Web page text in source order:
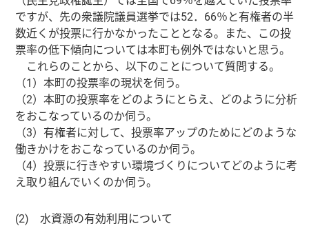
ですが、先の衆議院議員選挙では52．66％と有権者の半
数近くが投票に行かなかったこととなる。また、この投
票率の低下傾向については本町も例外ではないと思う。
これらのことから、以下のことについて質問する。
（1）本町の投票率の現状を伺う。
（2）本町の投票率をどのようにとらえ、どのように分析
をおこなっているのか伺う。
（3）有権者に対して、投票率アップのためにどのような
働きかけをおこなっているのか伺う。
（4）投票に行きやすい環境づくりについてどのように考
え取り組んでいくのか伺う。
(2) 水資源の有効利用について